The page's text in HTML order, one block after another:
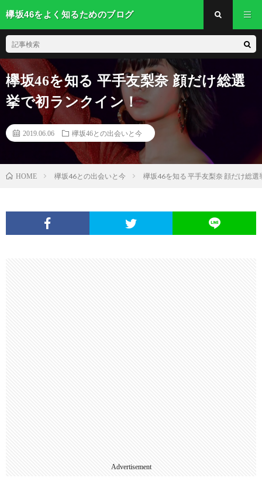
欅坂46をよく知るためのブログ
欅坂46を知る 平手友梨奈 顔だけ総選
挙で初ランクイン！
2019.06.06 欅坂46との出会いと今
HOME 欅坂46との出会いと今 欅坂46を知る 平手友梨奈 顔だけ総
Advertisement